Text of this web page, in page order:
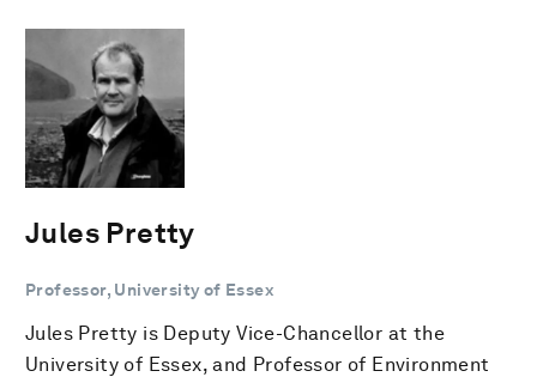
Jules Pretty
Professor, University of Essex
Jules Pretty is Deputy Vice-Chancellor at the
University of Essex, and Professor of Environment